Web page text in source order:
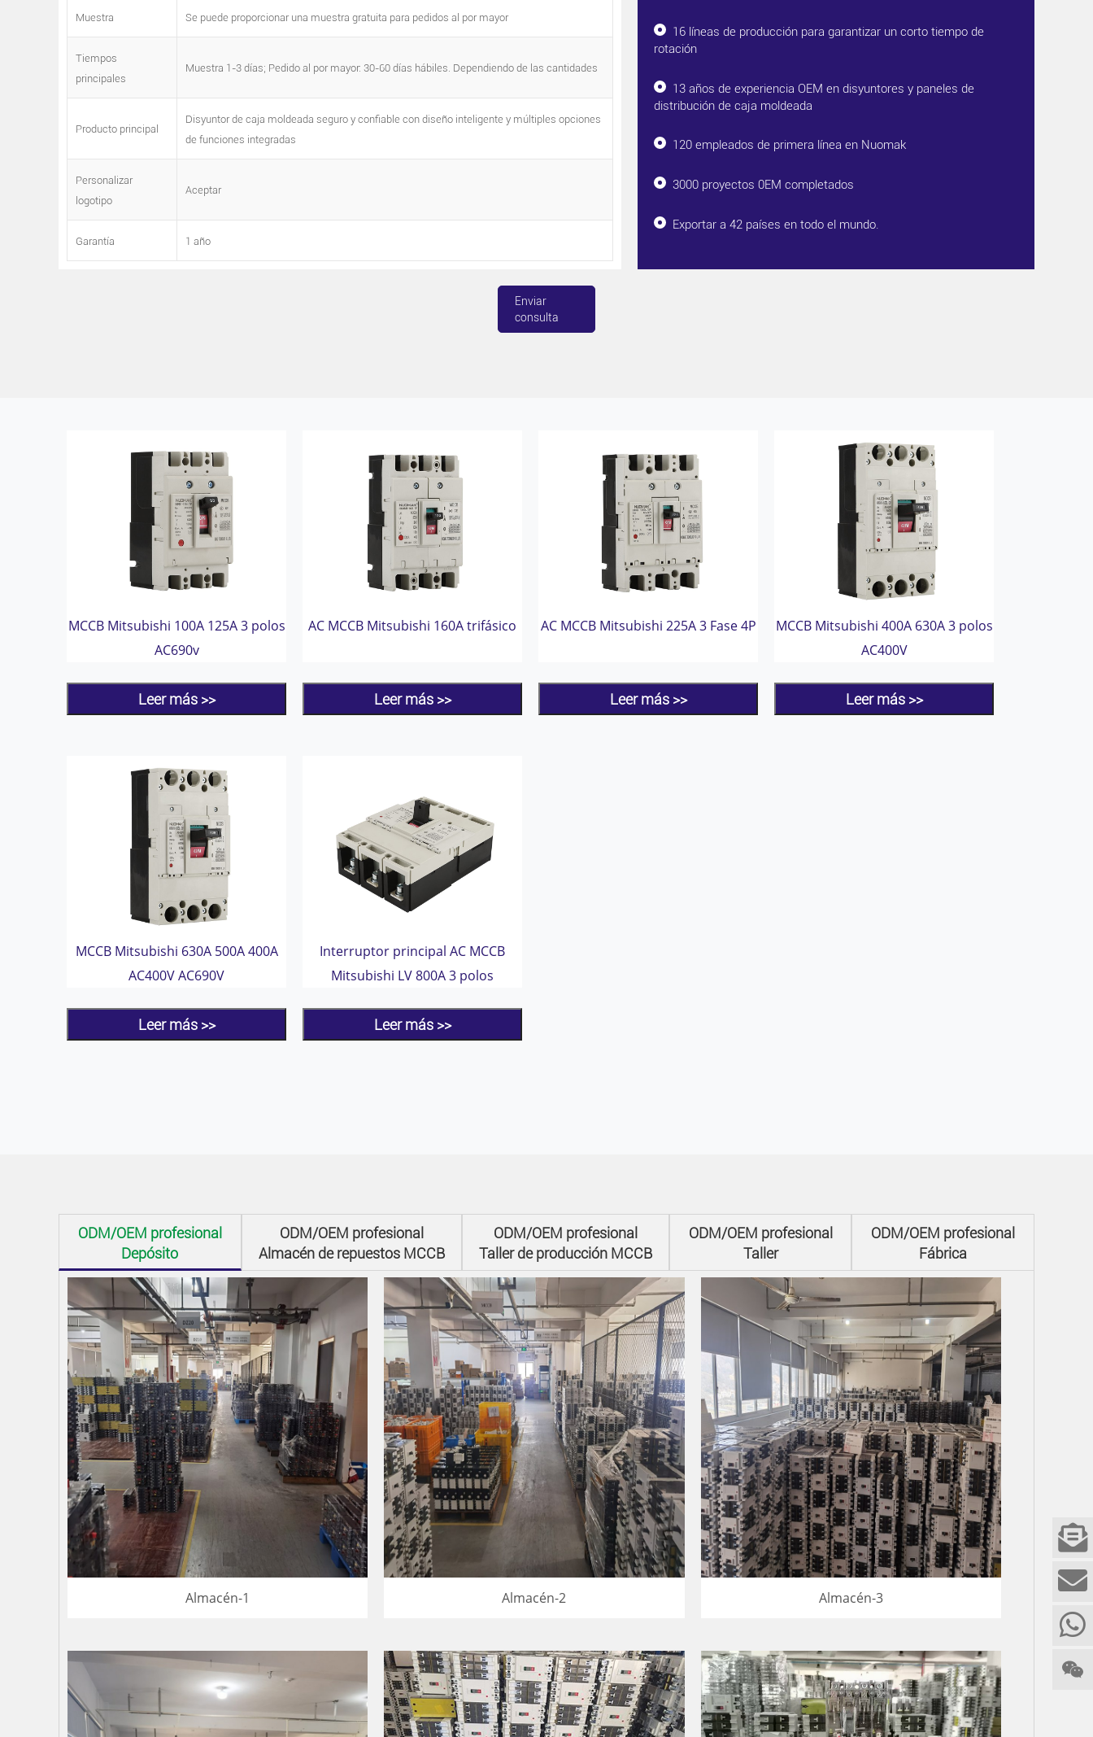
Muestra Se puede proporcionar una muestra gratuita para pedidos al por mayor
Tiempos
principales
Muestra 1-3 días; Pedido al por mayor: 30-60 días hábiles. Dependiendo de las cantidades
Producto principal
Disyuntor de caja moldeada seguro y confiable con diseño inteligente y múltiples opciones
de funciones integradas
Personalizar
logotipo
Aceptar
Garantía 1 año
16 líneas de producción para garantizar un corto tiempo de
rotación
13 años de experiencia OEM en disyuntores y paneles de
distribución de caja moldeada
120 empleados de primera línea en Nuomak
3000 proyectos 0EM completados
Exportar a 42 países en todo el mundo.
Enviar
consulta
MCCB Mitsubishi 100A 125A 3 polos
AC690v
Leer más >>
AC MCCB Mitsubishi 160A trifásico
Leer más >>
AC MCCB Mitsubishi 225A 3 Fase 4P
Leer más >>
MCCB Mitsubishi 400A 630A 3 polos
AC400V
Leer más >>
MCCB Mitsubishi 630A 500A 400A
AC400V AC690V
Leer más >>
Interruptor principal AC MCCB
Mitsubishi LV 800A 3 polos
Leer más >>
ODM/OEM profesional
Depósito
ODM/OEM profesional
Almacén de repuestos MCCB
ODM/OEM profesional
Taller de producción MCCB
ODM/OEM profesional
Taller
ODM/OEM profesional
Fábrica
Almacén-1 Almacén-2 Almacén-3